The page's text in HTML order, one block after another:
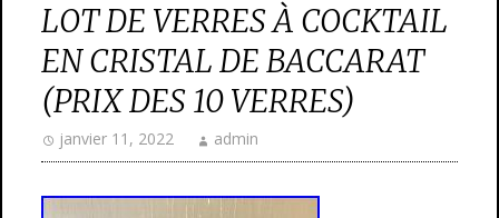
LOT DE VERRES À COCKTAIL
EN CRISTAL DE BACCARAT
(PRIX DES 10 VERRES)
janvier 11, 2022 admin